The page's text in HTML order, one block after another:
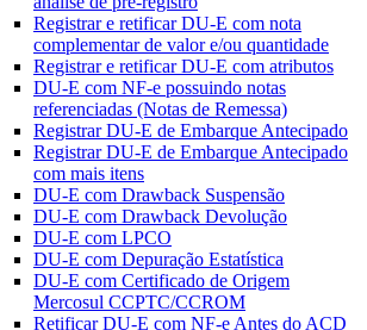
Registrar e retificar DU-E com nota
complementar de valor e/ou quantidade
Registrar e retificar DU-E com atributos
DU-E com NF-e possuindo notas
referenciadas (Notas de Remessa)
Registrar DU-E de Embarque Antecipado
Registrar DU-E de Embarque Antecipado
com mais itens
DU-E com Drawback Suspensão
DU-E com Drawback Devolução
DU-E com LPCO
DU-E com Depuração Estatística
DU-E com Certificado de Origem
Mercosul CCPTC/CCROM
Retificar DU-E com NF-e Antes do ACD